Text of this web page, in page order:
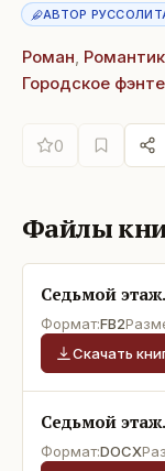
АВТОР
Роман,
Городское
0
Файлы
Седьмой
Формат:FB2
Скачать
Седьмой
Формат:DOCX